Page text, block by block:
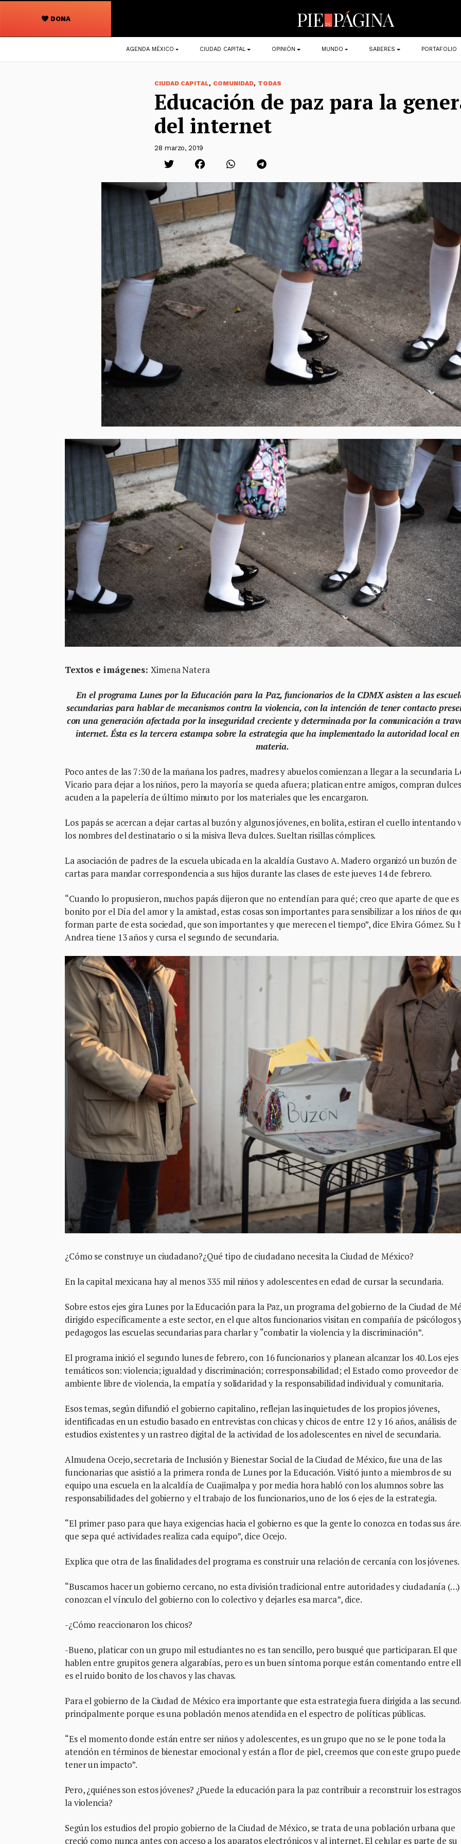
DONA
Navegación
principal
AGENDA MÉXICO CIUDAD CAPITAL OPINIÓN MUNDO SABERES PORTAFOLIO
CIUDAD CAPITAL, COMUNIDAD, TODAS
Educación de paz para la
del internet
28 marzo, 2019
Textos e imágenes:Ximena Natera
En el programa Lunes por la Educación para la Paz, funcionarios de la CDMX asisten a las
secundarias para hablar de mecanismos contra la violencia, con la intención de tener contacto
con una generación afectada por la inseguridad creciente y determinada por la comunicación a
internet. Ésta es la tercera estampa sobre la estrategia que ha implementado la autoridad local
materia.
Poco antes de las 7:30 de la mañana los padres, madres y abuelos comienzan a llegar a la secundaria
Vicario para dejar a los niños, pero la mayoría se queda afuera; platican entre amigos, compran
acuden a la papelería de último minuto por los materiales que les encargaron.
Los papás se acercan a dejar cartas al buzón y algunos jóvenes, en bolita, estiran el cuello intentando
los nombres del destinatario o si la misiva lleva dulces. Sueltan risillas cómplices.
La asociación de padres de la escuela ubicada en la alcaldía Gustavo A. Madero organizó un buzón de
cartas para mandar correspondencia a sus hijos durante las clases de este jueves 14 de febrero.
“Cuando lo propusieron, muchos papás dijeron que no entendían para qué; creo que aparte de que es
bonito por el Día del amor y la amistad, estas cosas son importantes para sensibilizar a los niños de
forman parte de esta sociedad, que son importantes y que merecen el tiempo”, dice Elvira Gómez. Su
Andrea tiene 13 años y cursa el segundo de secundaria.
¿Cómo se construye un ciudadano?¿Qué tipo de ciudadano necesita la Ciudad de México?
En la capital mexicana hay al menos 335 mil niños y adolescentes en edad de cursar la secundaria.
Sobre estos ejes gira Lunes por la Educación para la Paz, un programa del gobierno de la Ciudad de
dirigido específicamente a este sector, en el que altos funcionarios visitan en compañía de psicólogos
pedagogos las escuelas secundarias para charlar y “combatir la violencia y la discriminación”.
El programa inició el segundo lunes de febrero, con 16 funcionarios y planean alcanzar los 40. Los ejes
temáticos son: violencia; igualdad y discriminación; corresponsabilidad; el Estado como proveedor de
ambiente libre de violencia, la empatía y solidaridad y la responsabilidad individual y comunitaria.
Esos temas, según difundió el gobierno capitalino, reflejan las inquietudes de los propios jóvenes,
identificadas en un estudio basado en entrevistas con chicas y chicos de entre 12 y 16 años, análisis de
estudios existentes y un rastreo digital de la actividad de los adolescentes en nivel de secundaria.
Almudena Ocejo, secretaria de Inclusión y Bienestar Social de la Ciudad de México, fue una de las
funcionarias que asistió a la primera ronda de Lunes por la Educación. Visitó junto a miembros de su
equipo una escuela en la alcaldía de Cuajimalpa y por media hora habló con los alumnos sobre las
responsabilidades del gobierno y el trabajo de los funcionarios, uno de los 6 ejes de la estrategia.
“El primer paso para que haya exigencias hacia el gobierno es que la gente lo conozca en todas sus
que sepa qué actividades realiza cada equipo”, dice Ocejo.
Explica que otra de las finalidades del programa es construir una relación de cercanía con los jóvenes.
“Buscamos hacer un gobierno cercano, no esta división tradicional entre autoridades y ciudadanía
conozcan el vínculo del gobierno con lo colectivo y dejarles esa marca”, dice.
-¿Cómo reaccionaron los chicos?
-Bueno, platicar con un grupo mil estudiantes no es tan sencillo, pero busqué que participaran. El que
hablen entre grupitos genera algarabías, pero es un buen síntoma porque están comentando entre
es el ruido bonito de los chavos y las chavas.
Para el gobierno de la Ciudad de México era importante que esta estrategia fuera dirigida a las
principalmente porque es una población menos atendida en el espectro de políticas públicas.
“Es el momento donde están entre ser niños y adolescentes, es un grupo que no se le pone toda la
atención en términos de bienestar emocional y están a flor de piel, creemos que con este grupo
tener un impacto”.
Pero, ¿quiénes son estos jóvenes? ¿Puede la educación para la paz contribuir a reconstruir los
la violencia?
Según los estudios del propio gobierno de la Ciudad de México, se trata de una población urbana que
creció como nunca antes con acceso a los aparatos electrónicos y al internet. El celular es parte de su